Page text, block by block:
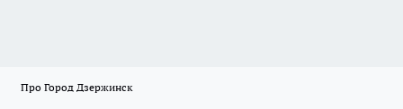
Про Город Дзержинск